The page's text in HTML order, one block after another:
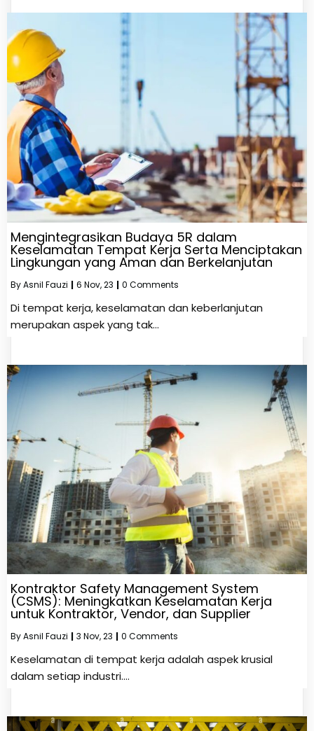
Mengintegrasikan Budaya 5R dalam
Keselamatan Tempat Kerja Serta Menciptakan
Lingkungan yang Aman dan Berkelanjutan
ByAsnil Fauzi | 6 Nov, 23 | 0 Comments
Di tempat kerja, keselamatan dan keberlanjutan
merupakan aspek yang tak…
Kontraktor Safety Management System
(CSMS): Meningkatkan Keselamatan Kerja
untuk Kontraktor, Vendor, dan Supplier
ByAsnil Fauzi | 3 Nov, 23 | 0 Comments
Keselamatan di tempat kerja adalah aspek krusial
dalam setiap industri.…